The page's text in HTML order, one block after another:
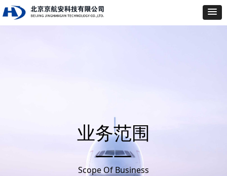
业务范围
——
Scope Of Business